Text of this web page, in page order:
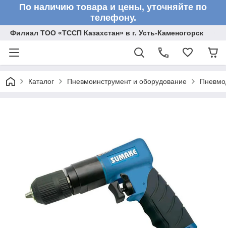
По наличию товара и цены, уточняйте по
телефону.
Филиал ТОО «ТССП Казахстан» в г. Усть-Каменогорск
Каталог Пневмоинструмент и оборудование